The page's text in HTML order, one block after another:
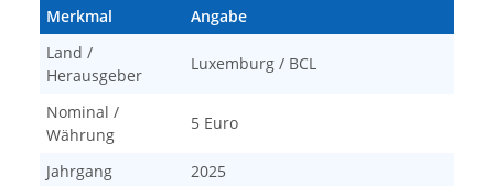
Merkmal
Angabe
Land /
Herausgeber
Luxemburg / BCL
Nominal /
Währung
5 Euro
Jahrgang
2025